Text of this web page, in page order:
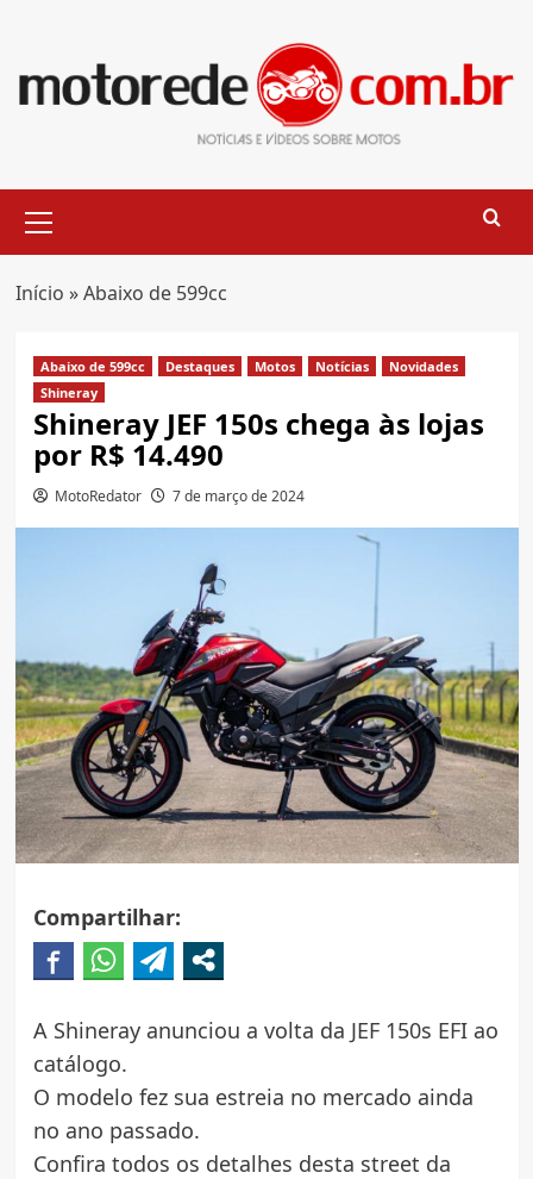
content
Menu
Início »Abaixo de 599cc
Abaixo de 599cc Destaques Motos Notícias
Novidades
Shineray
Shineray JEF 150s chega às lojas
por R$ 14.490
MotoRedator 7 de março de 2024
Compartilhar:
A Shineray anunciou a volta da JEF 150s EFI ao
catálogo.
O modelo fez sua estreia no mercado ainda
no ano passado.
Confira todos os detalhes desta street da